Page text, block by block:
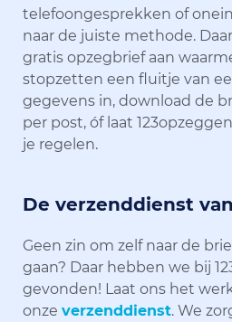
telefoongesprekken of
naar de juiste methode.
gratis opzegbrief aan
stopzetten een fluitje van
gegevens in, download de
per post, óf laat
je regelen.
De verzenddienst
Geen zin om zelf naar de
gaan? Daar hebben we bij
gevonden! Laat ons het
onze verzenddienst. We